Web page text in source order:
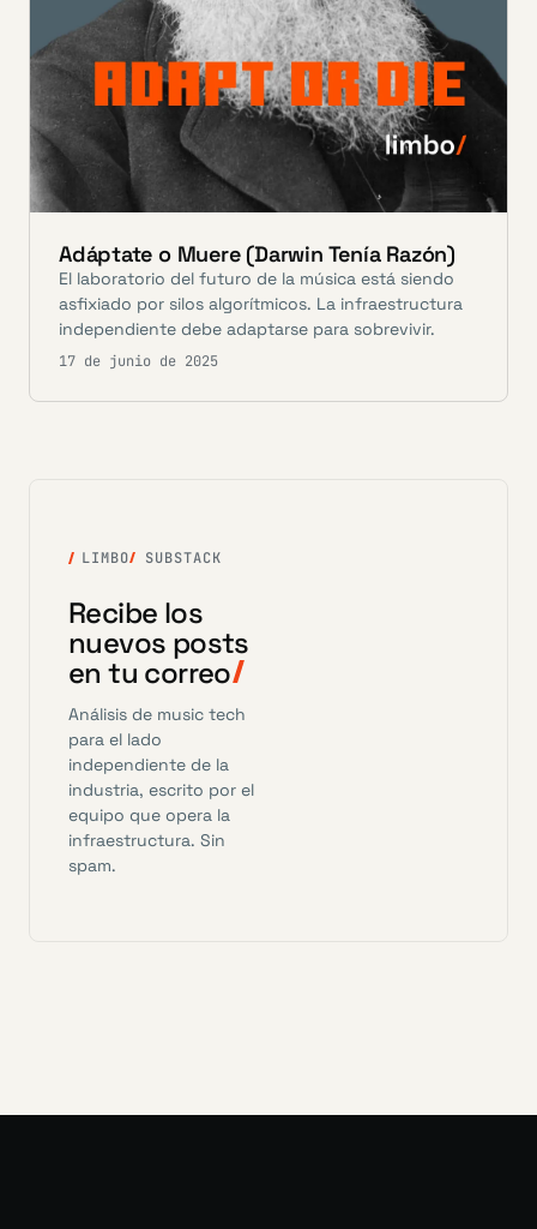
Adáptate o Muere (Darwin Tenía Razón)
El laboratorio del futuro de la música está siendo
asfixiado por silos algorítmicos. La infraestructura
independiente debe adaptarse para sobrevivir.
17 de junio de 2025
LIMBO SUBSTACK
Recibe los
nuevos posts
en tu correo
Análisis de music tech
para el lado
independiente de la
industria, escrito por el
equipo que opera la
infraestructura. Sin
spam.